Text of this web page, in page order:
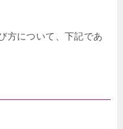
方について、下記であ